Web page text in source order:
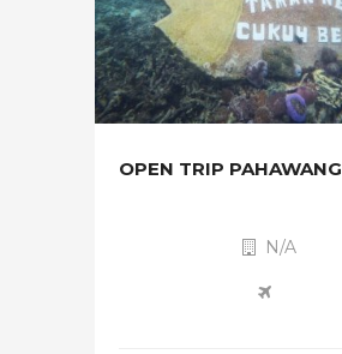
OPEN TRIP PAHAWANG
N/A